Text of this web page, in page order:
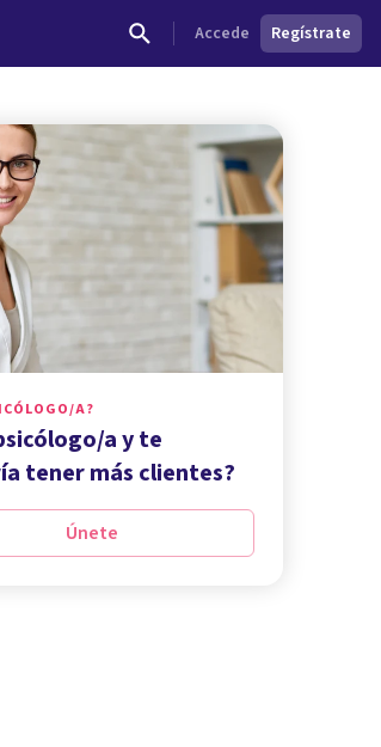
Accede Regístrate
A?
a y te
tener más clientes?
Únete